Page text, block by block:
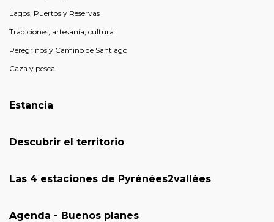
Lagos, Puertos y Reservas
Tradiciones, artesanía, cultura
Peregrinos y Camino de Santiago
Caza y pesca
Estancia
Descubrir el territorio
Las 4 estaciones de Pyrénées2vallées
Agenda - Buenos planes